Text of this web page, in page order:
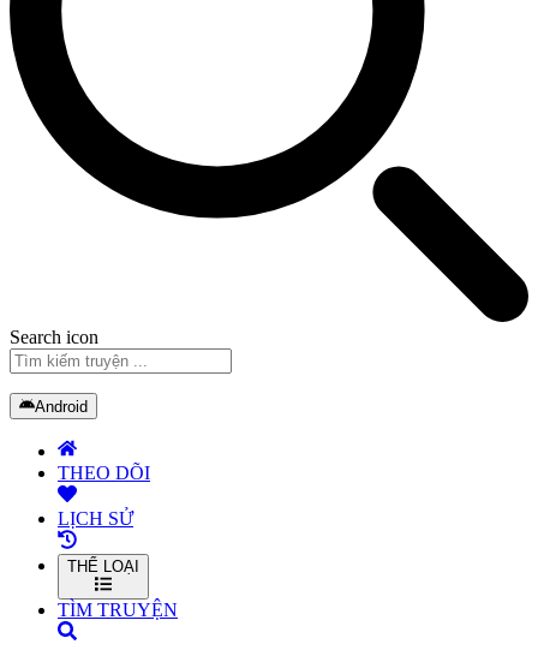
Search icon
Android
THEO DÕI
LỊCH SỬ
THỂ LOẠI
TÌM TRUYỆN